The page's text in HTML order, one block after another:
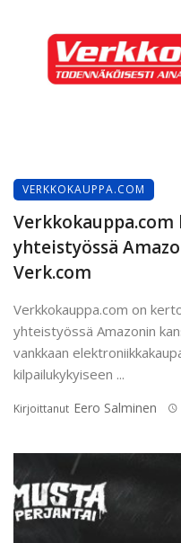
VERKKOKAUPPA.COM
Verkkokauppa.com
yhteistyössä
Verk.com
Verkkokauppa.com on
yhteistyössä Amazonin
vankkaan
kilpailukykyiseen ...
Kirjoittanut Eero Salminen